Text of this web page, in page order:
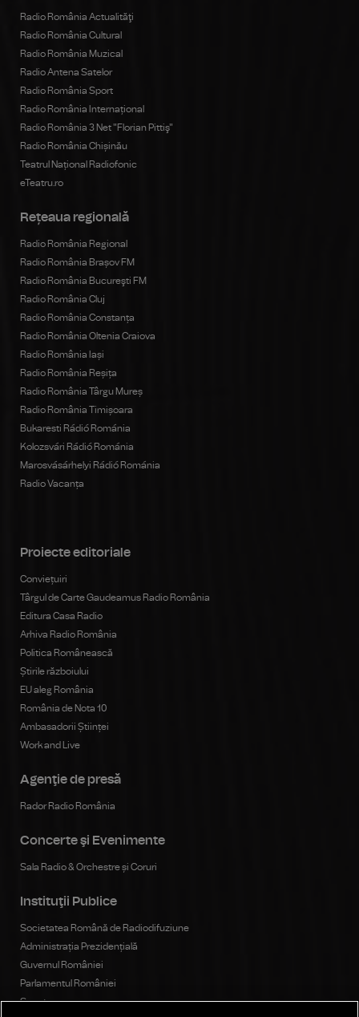
Radio România Actualităţi
Radio România Cultural
Radio România Muzical
Radio Antena Satelor
Radio România Sport
Radio România Internațional
Radio România 3 Net "Florian Pittiş"
Radio România Chișinău
Teatrul Național Radiofonic
eTeatru.ro
Rețeaua regională
Radio România Regional
Radio România Brașov FM
Radio România Bucureşti FM
Radio România Cluj
Radio România Constanța
Radio România Oltenia Craiova
Radio România Iași
Radio România Reșița
Radio România Târgu Mureș
Radio România Timișoara
Bukaresti Rádió Románia
Kolozsvári Rádió Románia
Marosvásárhelyi Rádió Románia
Radio Vacanța
Proiecte editoriale
Conviețuiri
Târgul de Carte Gaudeamus Radio România
Editura Casa Radio
Arhiva Radio România
Politica Românească
Știrile războiului
EU aleg România
România de Nota 10
Ambasadorii Științei
Work and Live
Agenţie de presă
Rador Radio România
Concerte şi Evenimente
Sala Radio & Orchestre și Coruri
Instituţii Publice
Societatea Română de Radiodifuziune
Administrația Prezidențială
Guvernul României
Parlamentul României
Senat